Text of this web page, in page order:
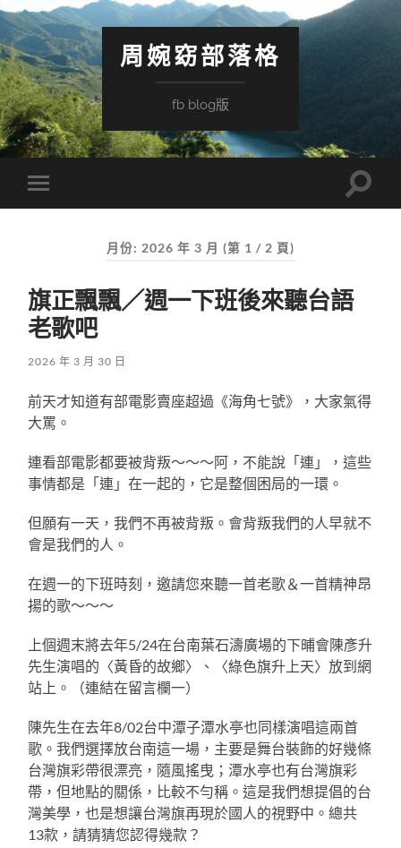
周婉窈部落格
fb blog版
Toggle
mobile
Toggle
月份: 2026 年 3 月 (第 1 / 2 頁)
旗正飄飄／週一下班後來聽台語
老歌吧
2026 年 3 月 30 日
前天才知道有部電影賣座超過《海角七號》，大家氣得
大罵。
連看部電影都要被背叛～～～阿，不能說「連」，這些
事情都是「連」在一起的，它是整個困局的一環。
但願有一天，我們不再被背叛。會背叛我們的人早就不
會是我們的人。
在週一的下班時刻，邀請您來聽一首老歌＆一首精神昂
揚的歌～～～
上個週末將去年5/24在台南葉石濤廣場的下晡會陳彥升
先生演唱的〈黃昏的故鄉〉、〈綠色旗升上天〉放到網
站上。（連結在留言欄一）
陳先生在去年8/02台中潭子潭水亭也同樣演唱這兩首
歌。我們選擇放台南這一場，主要是舞台裝飾的好幾條
台灣旗彩帶很漂亮，隨風搖曳；潭水亭也有台灣旗彩
帶，但地點的關係，比較不勻稱。這是我們想提倡的台
灣美學，也是想讓台灣旗再現於國人的視野中。總共
13款，請猜猜您認得幾款？